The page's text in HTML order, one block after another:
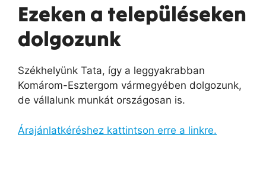
Ezeken a településeken
dolgozunk
Székhelyünk Tata, így a leggyakrabban
Komárom-Esztergom vármegyében dolgozunk,
de vállalunk munkát országosan is.
Árajánlatkéréshez kattintson erre a linkre.